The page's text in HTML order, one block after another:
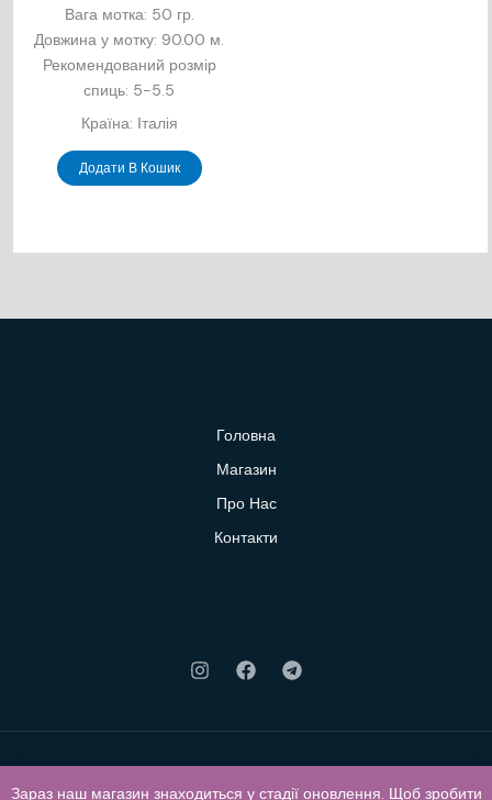
Зараз наш магазин знаходиться у стадії оновлення. Щоб зробити
Вага мотка: 50 гр.
Довжина у мотку: 90.00 м.
Рекомендований розмір
спиць: 5-5.5
Країна: Італія
Додати В Кошик
Головна
Магазин
Про Нас
Контакти
© 2026 Klubok. Powered by Klubok.